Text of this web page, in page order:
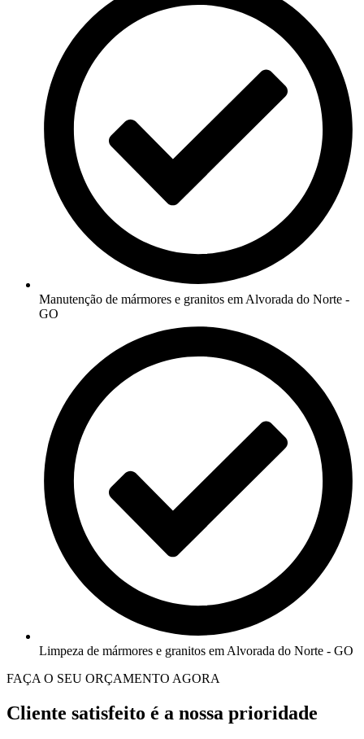
Manutenção de mármores e granitos em Alvorada do Norte -
GO
Limpeza de mármores e granitos em Alvorada do Norte - GO
FAÇA O SEU ORÇAMENTO AGORA
Cliente satisfeito é a nossa prioridade